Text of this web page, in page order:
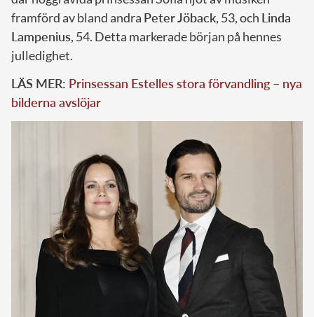
framförd av bland andra Peter Jöback, 53, och Linda
Lampenius, 54. Detta markerade början på hennes
julledighet.
LÄS MER: Prinsessan Estelles stora förvandling – nya
bilderna avslöjar